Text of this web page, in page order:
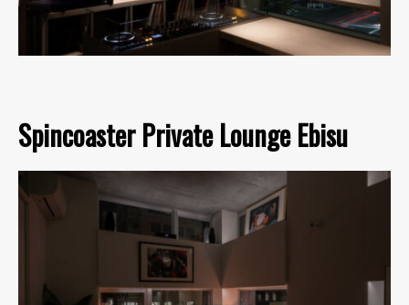
Spincoaster Private Lounge Ebisu